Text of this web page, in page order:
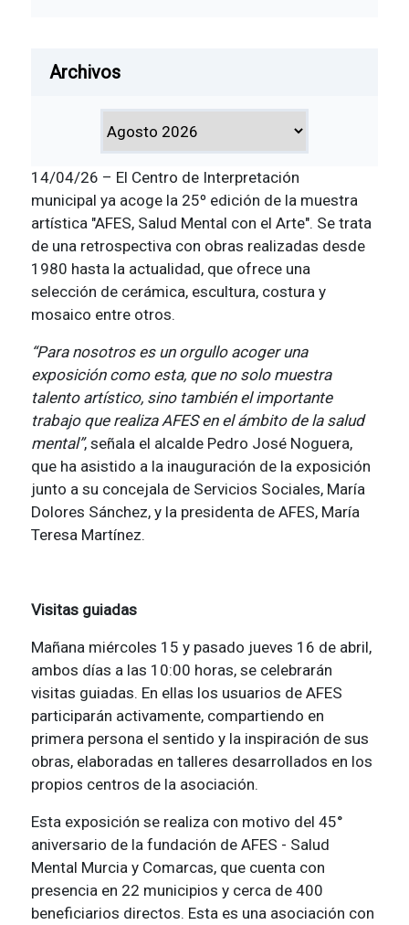
Archivos
14/04/26 – El Centro de Interpretación
municipal ya acoge la 25º edición de la muestra
artística "AFES, Salud Mental con el Arte". Se trata
de una retrospectiva con obras realizadas desde
1980 hasta la actualidad, que ofrece una
selección de cerámica, escultura, costura y
mosaico entre otros.
“Para nosotros es un orgullo acoger una
exposición como esta, que no solo muestra
talento artístico, sino también el importante
trabajo que realiza AFES en el ámbito de la salud
mental”, señala el alcalde Pedro José Noguera,
que ha asistido a la inauguración de la exposición
junto a su concejala de Servicios Sociales, María
Dolores Sánchez, y la presidenta de AFES, María
Teresa Martínez.
Visitas guiadas
Mañana miércoles 15 y pasado jueves 16 de abril,
ambos días a las 10:00 horas, se celebrarán
visitas guiadas. En ellas los usuarios de AFES
participarán activamente, compartiendo en
primera persona el sentido y la inspiración de sus
obras, elaboradas en talleres desarrollados en los
propios centros de la asociación.
Esta exposición se realiza con motivo del 45°
aniversario de la fundación de AFES - Salud
Mental Murcia y Comarcas, que cuenta con
presencia en 22 municipios y cerca de 400
beneficiarios directos. Esta es una asociación con